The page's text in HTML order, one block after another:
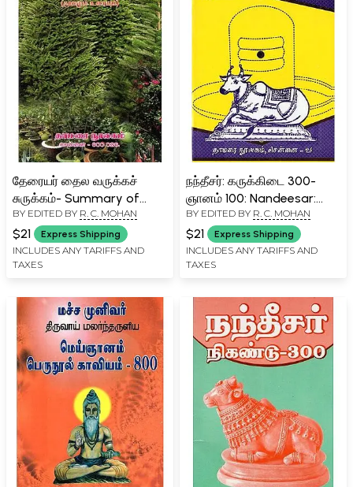
தேரையர் தைல வருக்கச்
சுருக்கம்- Summary of
Theraiyar Thaila Varukka
(Source and Text in Tamil)
BY EDITED BY R. C. MOHAN
$21 Express Shipping
INCLUDES ANY TARIFFS AND
TAXES
நந்தீசர்: கருக்கிடை 300-
ஞானம் 100: Nandeesar:
Karukkidai 300Gnanam-
100 (Tamil)
BY EDITED BY R. C. MOHAN
$21 Express Shipping
INCLUDES ANY TARIFFS AND
TAXES